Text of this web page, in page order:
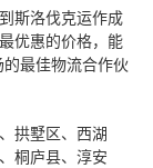
斯洛伐克运作成
优惠的价格，能
最佳物流合作伙
拱墅区、西湖
桐庐县、淳安